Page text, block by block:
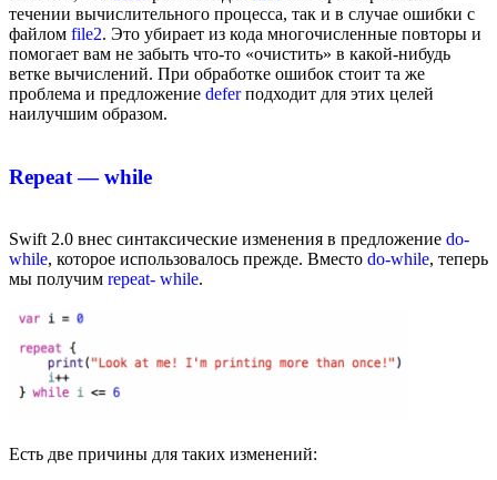
течении вычислительного процесса, так и в случае ошибки с
файлом file2. Это убирает из кода многочисленные повторы и
помогает вам не забыть что-то «очистить» в какой-нибудь
ветке вычислений. При обработке ошибок стоит та же
проблема и предложение deferподходит для этих целей
наилучшим образом.
Repeat — while
Swift 2.0 внес синтаксические изменения в предложение do-
while, которое использовалось прежде. Вместо do-while, теперь
мы получим repeat- while.
Есть две причины для таких изменений: